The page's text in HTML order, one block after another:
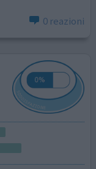
0 reazioni